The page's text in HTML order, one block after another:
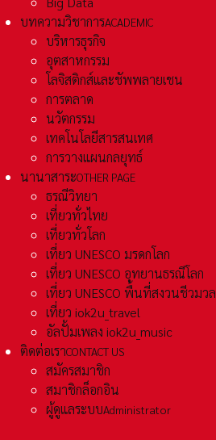
บทความวิชาการACADEMIC
บริหารธุรกิจ
อุตสาหกรรม
โลจิสติกส์และชัพพลายเชน
การตลาด
นวัตกรรม
เทคโนโลยีสารสนเทศ
การวางแผนกลยุทธ์
นานาสาระOTHER PAGE
ธรณีวิทยา
เที่ยวทั่วไทย
เที่ยวทั่วโลก
เที่ยว UNESCO มรดกโลก
เที่ยว UNESCO อุทยานธรณีโลก
เที่ยว UNESCO พื้นที่สงวนชีวมวล
เที่ยว iok2u_travel
อัลปั้มเพลง iok2u_music
ติดต่อเราCONTACT US
สมัครสมาชิก
สมาชิกล็อกอิน
ผู้ดูแลระบบAdministrator